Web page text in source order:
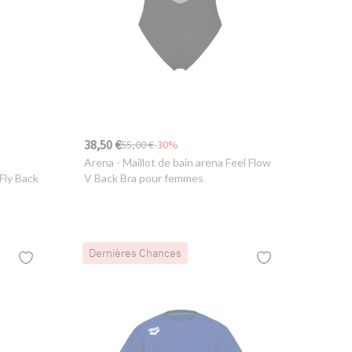
Back
38,50 €55,00 €-30%
Arena - Maillot de bain arena Feel Flow
V Back Bra pour femmes
Dernières Chances